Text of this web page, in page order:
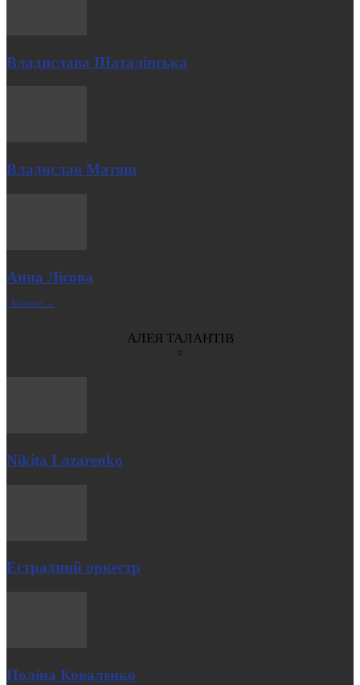
Владислава Шаталінська
Владислав Матяш
Анна Лісова
| Більше →
АЛЕЯ ТАЛАНТІВ
Nikita Lazarenko
Естрадний оркестр
Поліна Коваленко